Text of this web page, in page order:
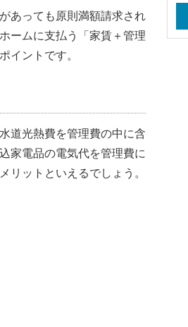
あっても原則満額請求され
ームに支払う「家賃＋管理
イントです。
道光熱費を管理費の中に含
家電品の電気代を管理費に
リットといえるでしょう。